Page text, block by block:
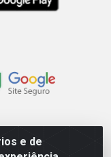
e de
Queiróz, 274